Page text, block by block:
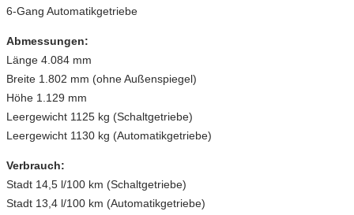
6-Gang Automatikgetriebe
Abmessungen:
Länge 4.084 mm
Breite 1.802 mm (ohne Außenspiegel)
Höhe 1.129 mm
Leergewicht 1125 kg (Schaltgetriebe)
Leergewicht 1130 kg (Automatikgetriebe)
Verbrauch:
Stadt 14,5 l/100 km (Schaltgetriebe)
Stadt 13,4 l/100 km (Automatikgetriebe)